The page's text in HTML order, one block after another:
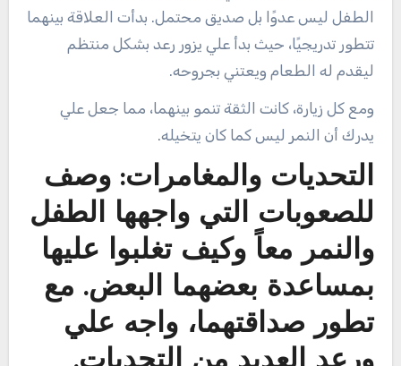
الطفل ليس عدوًا بل صديق محتمل. بدأت العلاقة بينهما
تتطور تدريجيًا، حيث بدأ علي يزور رعد بشكل منتظم
ليقدم له الطعام ويعتني بجروحه.
ومع كل زيارة، كانت الثقة تنمو بينهما، مما جعل علي
يدرك أن النمر ليس كما كان يتخيله.
التحديات والمغامرات: وصف
للصعوبات التي واجهها الطفل
والنمر معاً وكيف تغلبوا عليها
بمساعدة بعضهما البعض. مع
تطور صداقتهما، واجه علي